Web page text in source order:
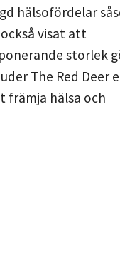
hälsofördelar
visat att
storlek
The Red Deer
främja hälsa och